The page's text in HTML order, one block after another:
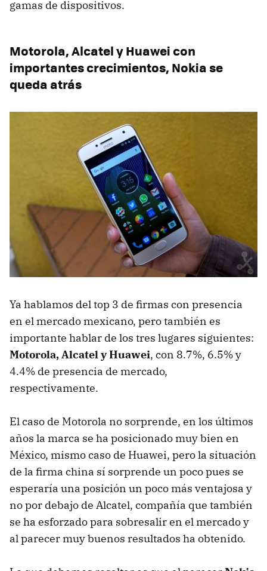
gamas de dispositivos.
Motorola, Alcatel y Huawei con
importantes crecimientos, Nokia se
queda atrás
Ya hablamos del top 3 de firmas con presencia
en el mercado mexicano, pero también es
importante hablar de los tres lugares siguientes:
Motorola, Alcatel y Huawei, con 8.7%, 6.5% y
4.4% de presencia de mercado,
respectivamente.
El caso de Motorola no sorprende, en los últimos
años la marca se ha posicionado muy bien en
México, mismo caso de Huawei, pero la situación
de la firma china sí sorprende un poco pues se
esperaría una posición un poco más ventajosa y
no por debajo de Alcatel, compañía que también
se ha esforzado para sobresalir en el mercado y
al parecer muy buenos resultados ha obtenido.